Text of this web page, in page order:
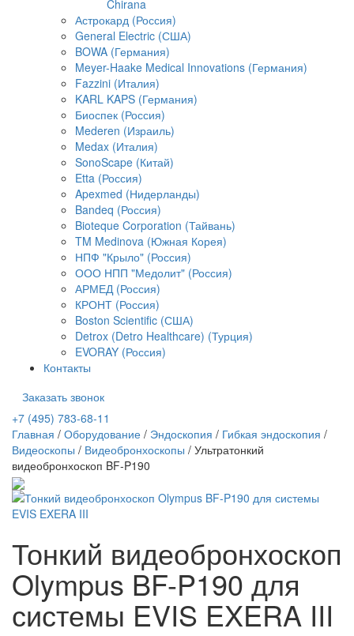
Chirana
Астрокард (Россия)
General Electric (США)
BOWA (Германия)
Meyer-Haake Medical Innovations (Германия)
Fazzini (Италия)
KARL KAPS (Германия)
Биоспек (Россия)
Mederen (Израиль)
Medax (Италия)
SonoScape (Китай)
Etta (Россия)
Apexmed (Нидерланды)
Bandeq (Россия)
Bioteque Corporation (Тайвань)
TM Medinova (Южная Корея)
НПФ "Крыло" (Россия)
ООО НПП "Медолит" (Россия)
АРМЕД (Россия)
КРОНТ (Россия)
Boston Scientific (США)
Detrox (Detro Healthcare) (Турция)
EVORAY (Россия)
Контакты
Заказать звонок
+7 (495) 783-68-11
Главная / Оборудование / Эндоскопия / Гибкая эндоскопия /
Видеоскопы / Видеобронхоскопы / Ультратонкий
видеобронхоскоп BF-P190
Тонкий видеобронхоскоп
Olympus BF-P190 для
системы EVIS EXERA III